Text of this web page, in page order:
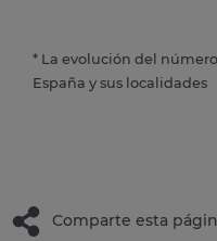
* La evolución del
España y sus localidades
Comparte esta